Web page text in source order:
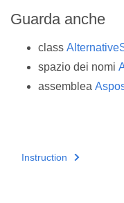
Guarda anche
class
spazio dei nomi
assemblea
Instruction